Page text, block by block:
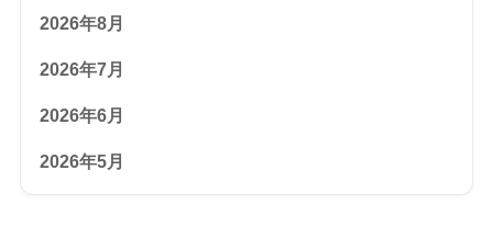
2026年8月
2026年7月
2026年6月
2026年5月